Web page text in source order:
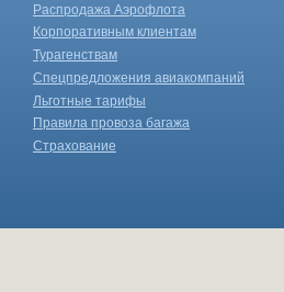
Распродажа Аэрофлота
Корпоративным клиентам
Турагенствам
Спецпредложения авиакомпаний
Льготные тарифы
Правила провоза багажа
Страхование